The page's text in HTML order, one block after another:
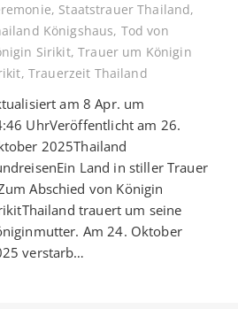
, Staatstrauer Thailand,
Königshaus, Tod von
Sirikit,Trauer um Königin
, Trauerzeit Thailand
am 8 Apr. um
UhrVeröffentlicht am 26.
2025Thailand
Land in stiller Trauer
Abschied von Königin
trauert um seine
Am 24. Oktober
verstarb…